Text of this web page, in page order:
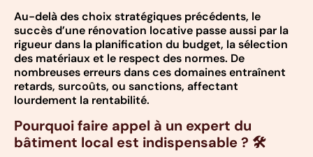
Au-delà des choix stratégiques précédents, le
succès d’une rénovation locative passe aussi par la
rigueur dans la planification du budget, la sélection
des matériaux et le respect des normes. De
nombreuses erreurs dans ces domaines entraînent
retards, surcoûts, ou sanctions, affectant
lourdement la rentabilité.
Pourquoi faire appel à un expert du
bâtiment local est indispensable ? 🛠️